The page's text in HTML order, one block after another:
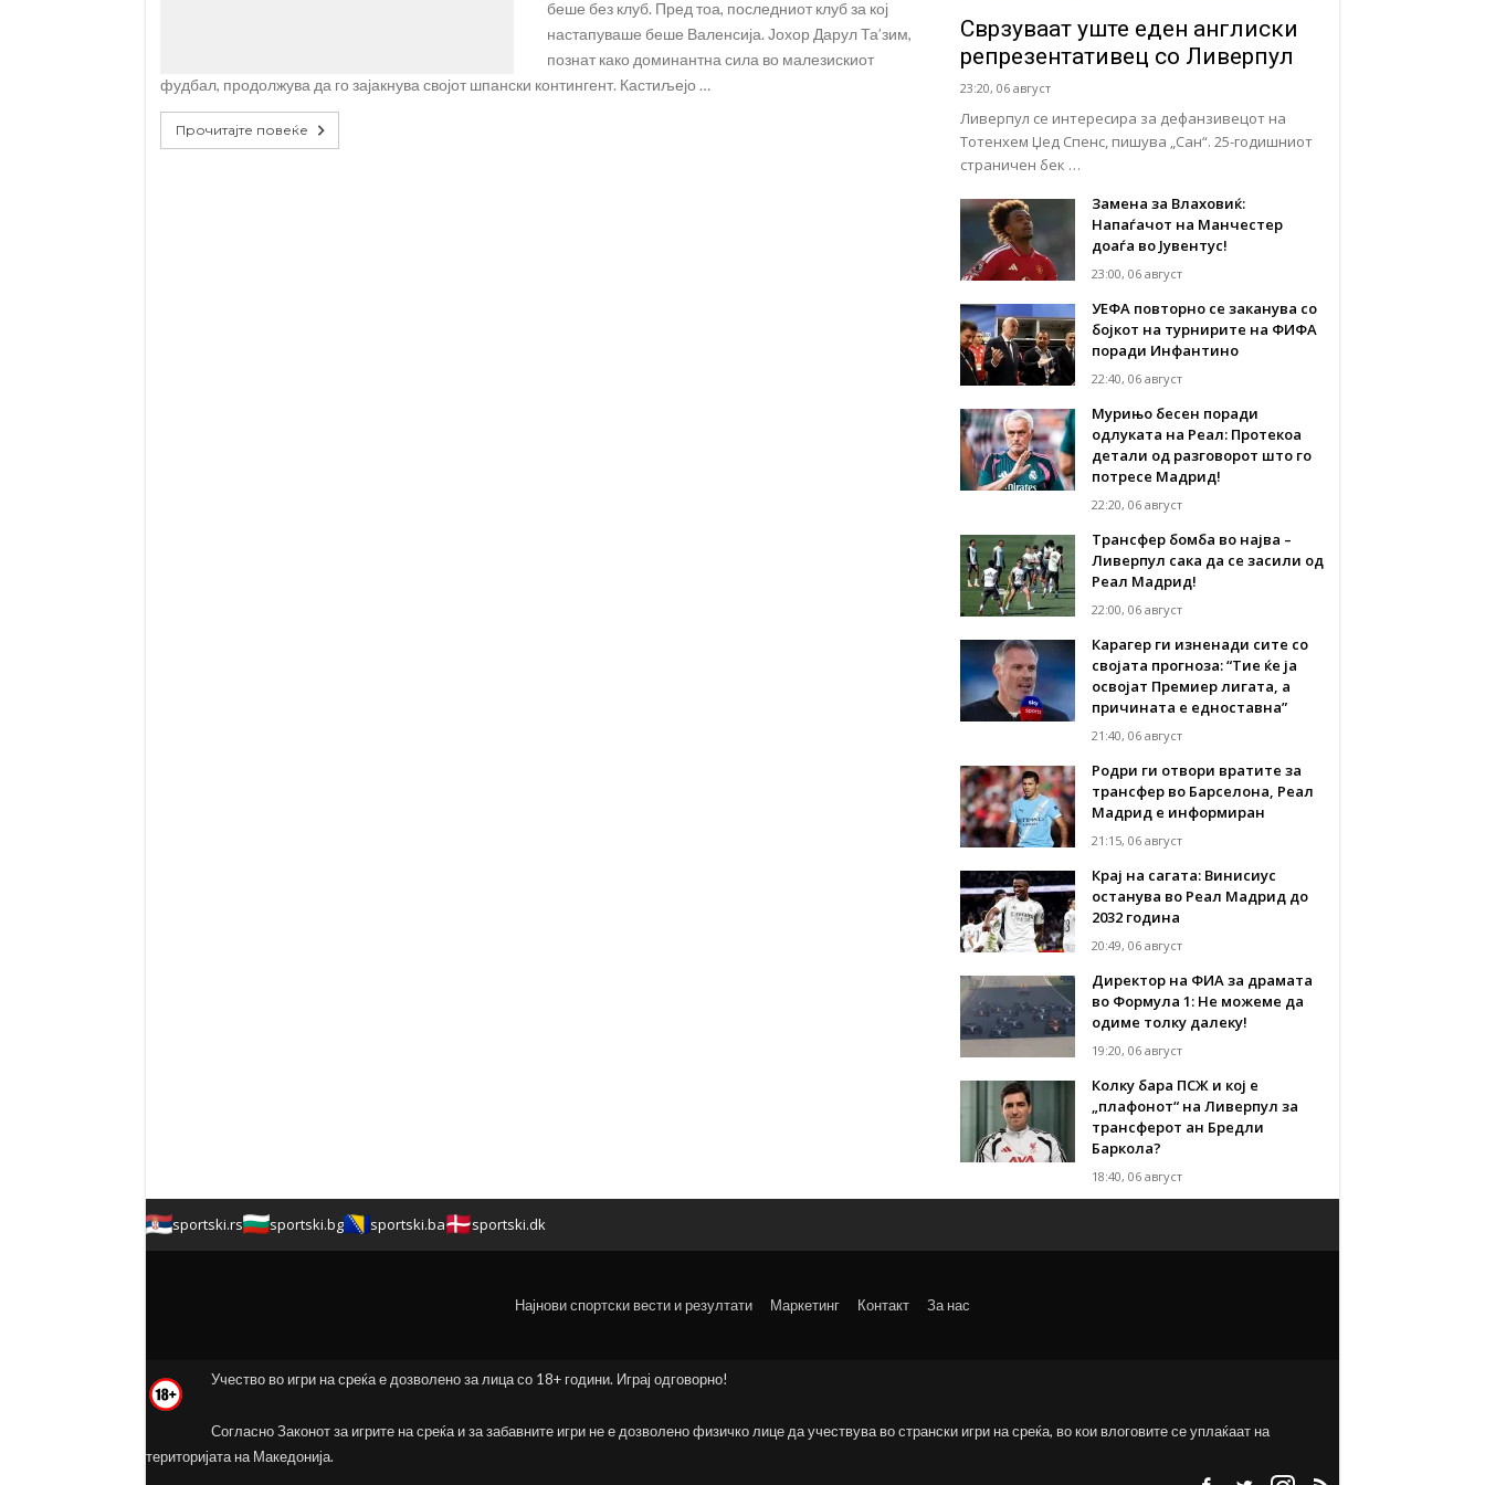
беше без клуб. Пред тоа, последниот клуб за кој
настапуваше беше Валенсија. Јохор Дарул Та’зим,
познат како доминантна сила во малезискиот
фудбал, продолжува да го зајакнува својот шпански контингент. Кастиљејо …
Прочитајте повеќе
Сврзуваат уште еден англиски
репрезентативец со Ливерпул
23:20, 06 август
Ливерпул се интересира за дефанзивецот на
Тотенхем Џед Спенс, пишува „Сан“. 25-годишниот
страничен бек …
Замена за Влаховиќ:
Напаѓачот на Манчестер
доаѓа во Јувентус!
23:00, 06 август
УЕФА повторно се заканува со
бојкот на турнирите на ФИФА
поради Инфантино
22:40, 06 август
Мурињо бесен поради
одлуката на Реал: Протекоа
детали од разговорот што го
потресе Мадрид!
22:20, 06 август
Трансфер бомба во најва –
Ливерпул сака да се засили од
Реал Мадрид!
22:00, 06 август
Карагер ги изненади сите со
својата прогноза: “Тие ќе ја
освојат Премиер лигата, а
причината е едноставна”
21:40, 06 август
Родри ги отвори вратите за
трансфер во Барселона, Реал
Мадрид е информиран
21:15, 06 август
Крај на сагата: Винисиус
останува во Реал Мадрид до
2032 година
20:49, 06 август
Директор на ФИА за драмата
во Формула 1: Не можеме да
одиме толку далеку!
19:20, 06 август
Колку бара ПСЖ и кој е
„плафонот“ на Ливерпул за
трансферот ан Бредли
Баркола?
18:40, 06 август
sportski.rs sportski.bg sportski.ba sportski.dk
Најнови спортски вести и резултати Маркетинг Контакт За нас
Учество во игри на среќа е дозволено за лица со 18+ години. Играј одговорно!
Согласно Законот за игрите на среќа и за забавните игри не е дозволено физичко лице да учествува во странски игри на среќа, во кои влоговите се уплаќаат на
територијата на Македонија.